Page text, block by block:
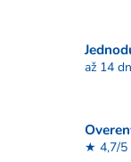
až 14
★ 4,7/5